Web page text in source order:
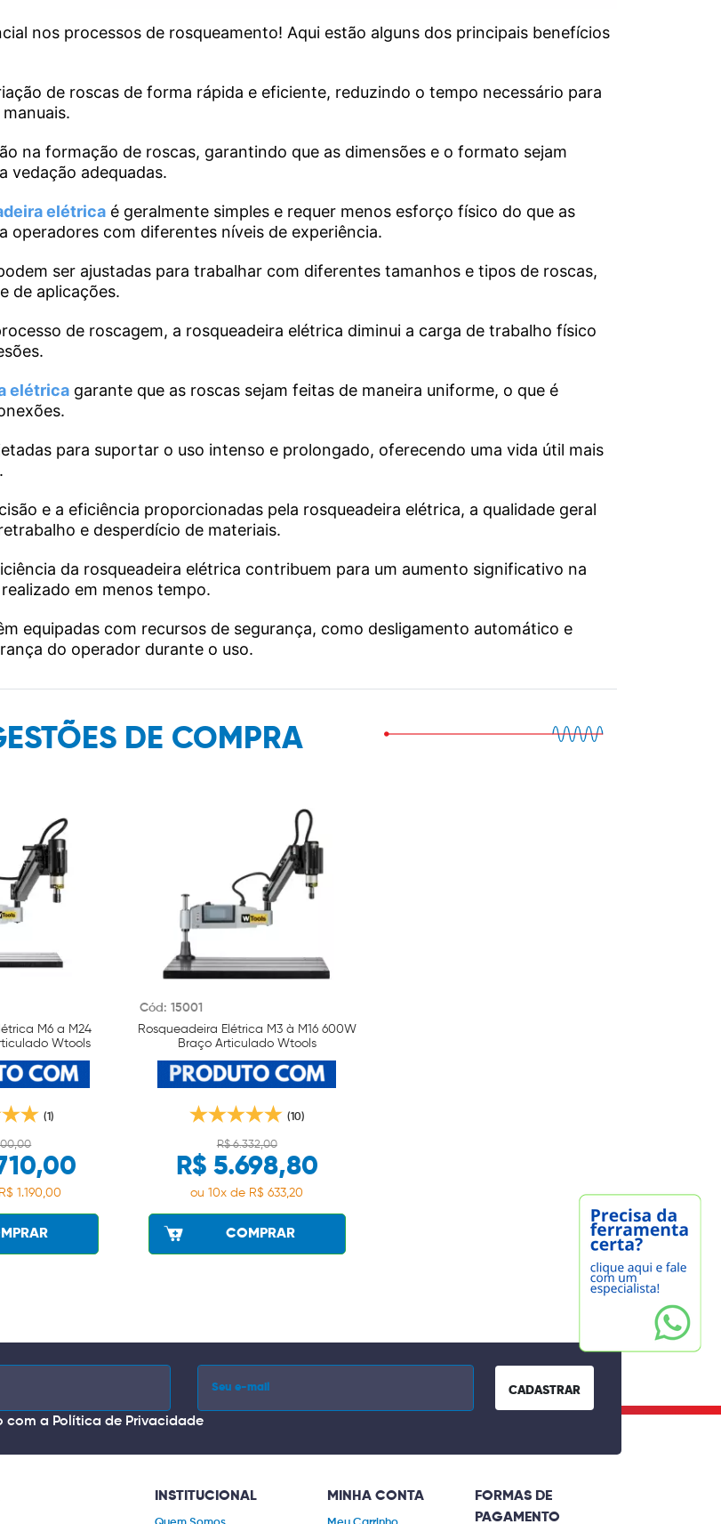
nos processos de rosqueamento! Aqui estão alguns dos principais benefícios
de roscas de forma rápida e eficiente, reduzindo o tempo necessário para
na formação de roscas, garantindo que as dimensões e o formato sejam
vedação adequadas.
elétrica é geralmente simples e requer menos esforço físico do que as
operadores com diferentes níveis de experiência.
ser ajustadas para trabalhar com diferentes tamanhos e tipos de roscas,
de aplicações.
de roscagem, a rosqueadeira elétrica diminui a carga de trabalho físico
elétrica garante que as roscas sejam feitas de maneira uniforme, o que é
para suportar o uso intenso e prolongado, oferecendo uma vida útil mais
e a eficiência proporcionadas pela rosqueadeira elétrica, a qualidade geral
e desperdício de materiais.
da rosqueadeira elétrica contribuem para um aumento significativo na
em menos tempo.
equipadas com recursos de segurança, como desligamento automático e
do operador durante o uso.
DE COMPRA
M6 a M24
Wtools
(1)
1.190,00
Cód: 15001
Rosqueadeira Elétrica M3 à M16 600W
Braço Articulado Wtools
(10)
R$ 6.332,00
R$ 5.698,80
ou 10x de R$ 633,20
COMPRAR
CADASTRAR
com a Política de Privacidade
INSTITUCIONAL MINHA CONTA
FORMAS DE
PAGAMENTO